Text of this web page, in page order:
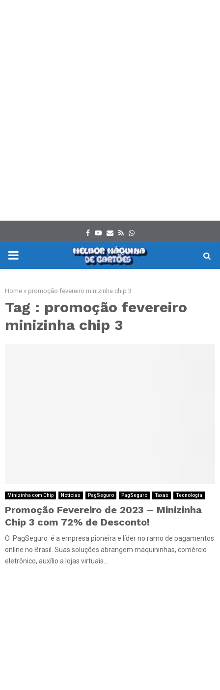
Facebook
Youtube
Email
RssWhatsapp
PRIMARY
Home » promoção fevereiro minizinha chip 3
Tag : promoção fevereiro
minizinha chip 3
Minizinha com Chip Notícias PagSeguro PagSeguro Taxas Tecnologia
Promoção Fevereiro de 2023 – Minizinha
Chip 3 com 72% de Desconto!
O PagSeguro é a empresa pioneira e líder no ramo de pagamentos
online no Brasil. Suas soluções abrangem maquininhas, comércio
eletrônico, auxílio a lojas virtuais...